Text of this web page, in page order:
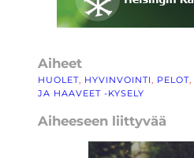
Aiheet
HUOLET, HYVINVOINTI, PELOT,
JA HAAVEET -KYSELY
Aiheeseen liittyvää